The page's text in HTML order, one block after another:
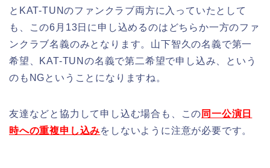
とKAT-TUNのファンクラブ両方に入っていたとして
も、この6月13日に申し込めるのはどちらか一方のファ
ンクラブ名義のみとなります。山下智久の名義で第一
希望、KAT-TUNの名義で第二希望で申し込み、という
のもNGということになりますね。
友達などと協力して申し込む場合も、この 同一公演日
時への重複申し込みをしないように注意が必要です。